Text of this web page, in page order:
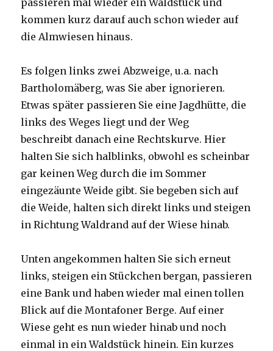
kommen kurz darauf auch schon wieder auf
die Almwiesen hinaus.
Es folgen links zwei Abzweige, u.a. nach
Bartholomäberg, was Sie aber ignorieren.
Etwas später passieren Sie eine Jagdhütte, die
links des Weges liegt und der Weg
beschreibt danach eine Rechtskurve. Hier
halten Sie sich halblinks, obwohl es scheinbar
gar keinen Weg durch die im Sommer
eingezäunte Weide gibt. Sie begeben sich auf
die Weide, halten sich direkt links und steigen
in Richtung Waldrand auf der Wiese hinab.
Unten angekommen halten Sie sich erneut
links, steigen ein Stückchen bergan, passieren
eine Bank und haben wieder mal einen tollen
Blick auf die Montafoner Berge. Auf einer
Wiese geht es nun wieder hinab und noch
einmal in ein Waldstück hinein. Ein kurzes